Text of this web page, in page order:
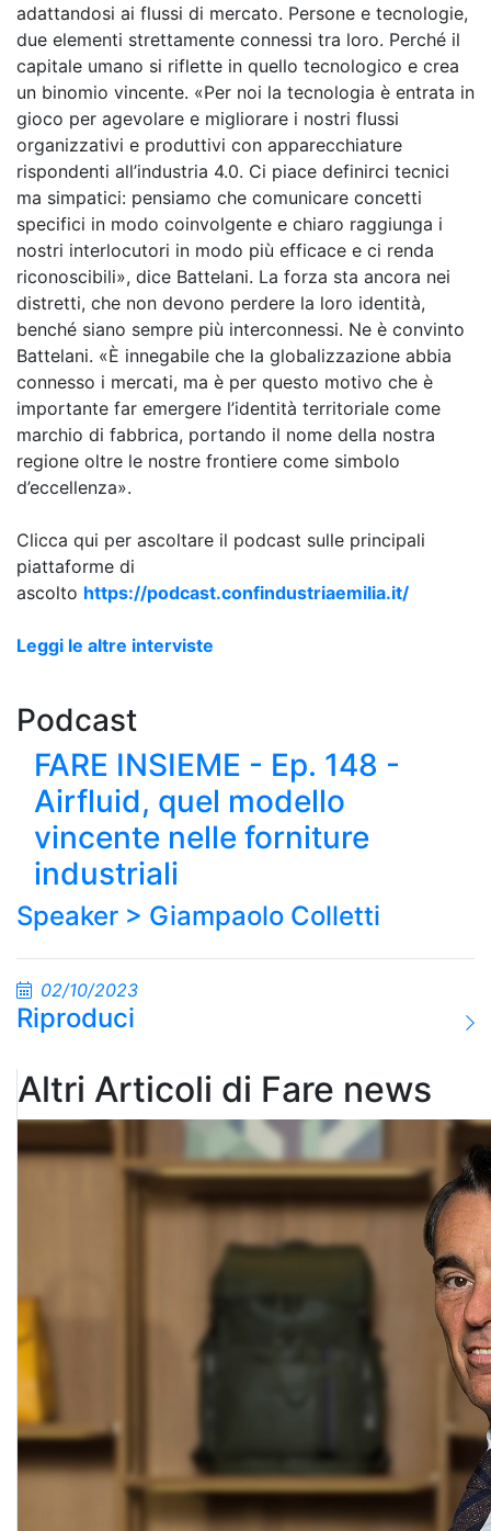
adattandosi ai flussi di mercato. Persone e tecnologie,
due elementi strettamente connessi tra loro. Perché il
capitale umano si riflette in quello tecnologico e crea
un binomio vincente. «Per noi la tecnologia è entrata in
gioco per agevolare e migliorare i nostri flussi
organizzativi e produttivi con apparecchiature
rispondenti all’industria 4.0. Ci piace definirci tecnici
ma simpatici: pensiamo che comunicare concetti
specifici in modo coinvolgente e chiaro raggiunga i
nostri interlocutori in modo più efficace e ci renda
riconoscibili», dice Battelani. La forza sta ancora nei
distretti, che non devono perdere la loro identità,
benché siano sempre più interconnessi. Ne è convinto
Battelani. «È innegabile che la globalizzazione abbia
connesso i mercati, ma è per questo motivo che è
importante far emergere l’identità territoriale come
marchio di fabbrica, portando il nome della nostra
regione oltre le nostre frontiere come simbolo
d’eccellenza».
Clicca qui per ascoltare il podcast sulle principali
piattaforme di
ascolto https://podcast.confindustriaemilia.it/
Leggi le altre interviste
Podcast
FARE INSIEME - Ep. 148 -
Airfluid, quel modello
vincente nelle forniture
industriali
Speaker > Giampaolo Colletti
02/10/2023
Riproduci
Altri Articoli di Fare news